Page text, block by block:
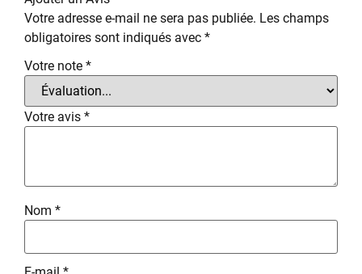
Votre adresse e-mail ne sera pas publiée. Les champs
obligatoires sont indiqués avec *
Votre note *
Votre avis *
Nom *